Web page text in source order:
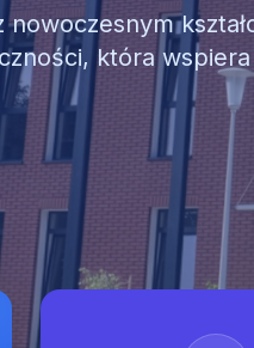
która